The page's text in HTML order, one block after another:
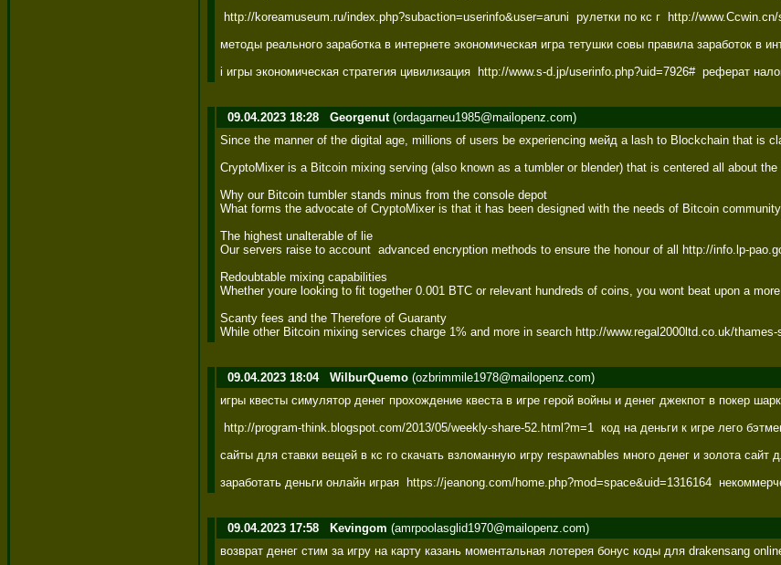
http://koreamuseum.ru/index.php?subaction=userinfo&user=aruni  рулетки по кс г  http://
методы реального заработка в интернете экономическая игра тетушки совы правила заработок
i игры экономическая стратегия цивилизация  http://www.s-d.jp/userinfo.php?uid=7926#  реферат
09.04.2023 18:28 Georgenut(ordagarneu1985@mailopenz.com)
Since the manner of the digital age, millions of users be experiencing мейд a lash to Blockchain that is
CryptoMixer is a Bitcoin mixing serving (also known as a tumbler or blender) that is centered all about
Why our Bitcoin tumbler stands minus from the console depot
What forms the advocate of CryptoMixer is that it has been designed with the needs of Bitcoin
The highest unalterable of lie
Our servers raise to account  advanced encryption methods to ensure the honour of all http://info.lp-
Redoubtable mixing capabilities
Whether youre looking to fit together 0.001 BTC or relevant hundreds of coins, you wont beat upon a
Scanty fees and the Therefore of Guaranty
While other Bitcoin mixing services charge 1% and more in search http://www.regal2000ltd.co.uk/
09.04.2023 18:04 WilburQuemo (ozbrimmile1978@mailopenz.com)
игры квесты симулятор денег прохождение квеста в игре герой войны и денег джекпот в покер
http://program-think.blogspot.com/2013/05/weekly-share-52.html?m=1  код на деньги к игре лего
сайты для ставки вещей в кс го скачать взломанную игру respawnables много денег и золота
заработать деньги онлайн играя  https://jeanong.com/home.php?mod=space&uid=1316164
09.04.2023 17:58 Kevingom (amrpoolasglid1970@mailopenz.com)
возврат денег стим за игру на карту казань моментальная лотерея бонус коды для drakensang